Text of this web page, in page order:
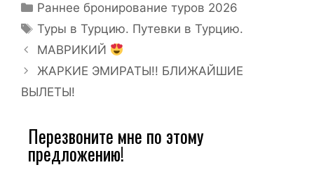
Раннее бронирование туров 2026
Туры в Турцию. Путевки в Турцию.
МАВРИКИЙ
ЖАРКИЕ ЭМИРАТЫ!! БЛИЖАЙШИЕ
ВЫЛЕТЫ!
Перезвоните мне по этому
предложению!